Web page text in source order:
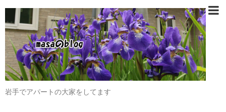
岩手でアパートの大家をしてます